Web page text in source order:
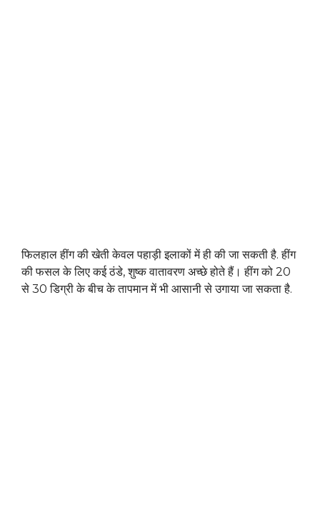
फिलहाल हींग की खेती केवल पहाड़ी इलाकों में ही की जा सकती है. हींग
की फसल के लिए कई ठंडे, शुष्क वातावरण अच्छे होते हैं। हींग को 20
से 30 डिग्री के बीच के तापमान में भी आसानी से उगाया जा सकता है.